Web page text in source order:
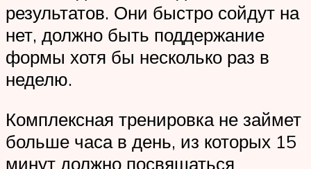
результатов. Они быстро сойдут на
нет, должно быть поддержание
формы хотя бы несколько раз в
неделю.
Комплексная тренировка не займет
больше часа в день, из которых 15
минут должно посвящаться